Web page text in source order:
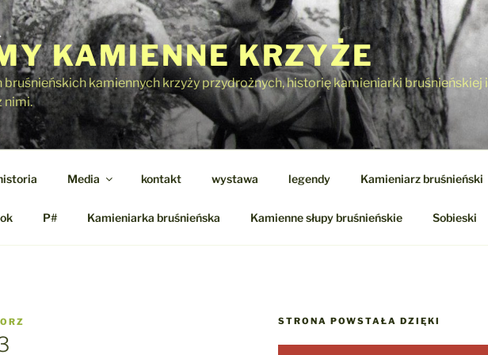
KAMIENNE KRZYŻE
kamiennych krzyży przydrożnych, historię kamieniarki bruśnieńskiej i
nimi.
Media kontakt wystawa legendy Kamieniarz bruśnieński
P# Kamieniarka bruśnieńska Kamienne słupy bruśnieńskie Sobieski
STRONA POWSTAŁA DZIĘKI